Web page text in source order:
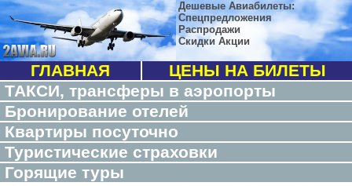
Дешевые Авиабилеты:
Спецпредложения
Распродажи
Скидки Акции
ГЛАВНАЯ
ЦЕНЫ НА БИЛЕТЫ
ТАКСИ, трансферы в аэропорты
Бронирование отелей
Квартиры посуточно
Туристические страховки
Горящие туры